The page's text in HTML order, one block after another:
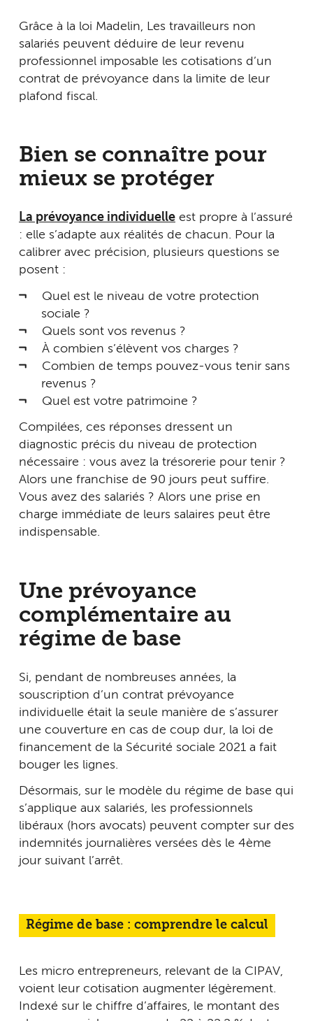
Grâce à la loi Madelin, Les travailleurs non
salariés peuvent déduire de leur revenu
professionnel imposable les cotisations d’un
contrat de prévoyance dans la limite de leur
plafond fiscal.
Bien se connaître pour
mieux se protéger
La prévoyance individuelle est propre à l’assuré
: elle s’adapte aux réalités de chacun. Pour la
calibrer avec précision, plusieurs questions se
posent :
Quel est le niveau de votre protection
sociale ?
Quels sont vos revenus ?
À combien s’élèvent vos charges ?
Combien de temps pouvez-vous tenir sans
revenus ?
Quel est votre patrimoine ?
Compilées, ces réponses dressent un
diagnostic précis du niveau de protection
nécessaire : vous avez la trésorerie pour tenir ?
Alors une franchise de 90 jours peut suffire.
Vous avez des salariés ? Alors une prise en
charge immédiate de leurs salaires peut être
indispensable.
Une prévoyance
complémentaire au
régime de base
Si, pendant de nombreuses années, la
souscription d’un contrat prévoyance
individuelle était la seule manière de s’assurer
une couverture en cas de coup dur, la loi de
financement de la Sécurité sociale 2021 a fait
bouger les lignes.
Désormais, sur le modèle du régime de base qui
s’applique aux salariés, les professionnels
libéraux (hors avocats) peuvent compter sur des
indemnités journalières versées dès le 4ème
jour suivant l’arrêt.
Régime de base : comprendre le calcul
Les micro entrepreneurs, relevant de la CIPAV,
voient leur cotisation augmenter légèrement.
Indexé sur le chiffre d’affaires, le montant des